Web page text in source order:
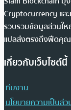
Cryptocurrency แล
รวบรวมข้อมูลส่วนให
แปลส่งตรงถึงฟีดคุณ
เกี่ยวกับเว็บไซต์นี้
ทีมงาน
นโยบายความเป็นส่